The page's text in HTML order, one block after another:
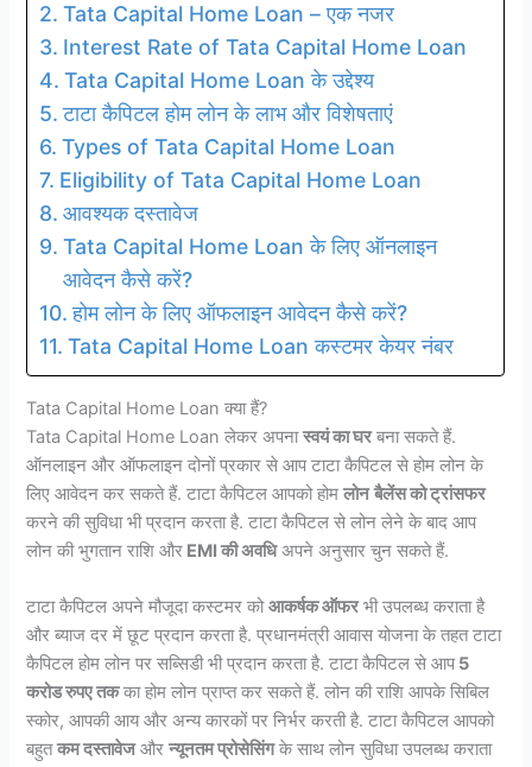
Tata Capital Home Loan – एक नजर
Interest Rate of Tata Capital Home Loan
Tata Capital Home Loan के उद्देश्य
टाटा कैपिटल होम लोन के लाभ और विशेषताएं
Types of Tata Capital Home Loan
Eligibility of Tata Capital Home Loan
आवश्यक दस्तावेज
Tata Capital Home Loan के लिए ऑनलाइन
आवेदन कैसे करें?
होम लोन के लिए ऑफलाइन आवेदन कैसे करें?
Tata Capital Home Loan कस्टमर केयर नंबर
Tata Capital Home Loan क्या हैं?
Tata Capital Home Loan लेकर अपनास्वयं का घरबना सकते हैं.
ऑनलाइन और ऑफलाइन दोनों प्रकार से आप टाटा कैपिटल से होम लोन के
लिए आवेदन कर सकते हैं. टाटा कैपिटल आपको होमलोन बैलेंस को ट्रांसफर
करने की सुविधा भी प्रदान करता है. टाटा कैपिटल से लोन लेने के बाद आप
लोन की भुगतान राशि और EMI की अवधिअपने अनुसार चुन सकते हैं.
टाटा कैपिटल अपने मौजूदा कस्टमर कोआकर्षक ऑफरभी उपलब्ध कराता है
और ब्याज दर में छूट प्रदान करता है. प्रधानमंत्री आवास योजना के तहत टाटा
कैपिटल होम लोन पर सब्सिडी भी प्रदान करता है. टाटा कैपिटल से आप5
करोड रुपए तकका होम लोन प्राप्त कर सकते हैं. लोन की राशि आपके सिबिल
स्कोर, आपकी आय और अन्य कारकों पर निर्भर करती है. टाटा कैपिटल आपको
बहुतकम दस्तावेजऔरन्यूनतम प्रोसेसिंगके साथ लोन सुविधा उपलब्ध कराता